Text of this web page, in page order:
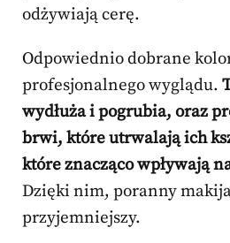
odżywiają cerę.
Odpowiednio dobrane
profesjonalnego wyglądu.
wydłuża i pogrubia, oraz
brwi, które utrwalają ich
które znacząco wpływają
Dzięki nim, poranny
przyjemniejszy.